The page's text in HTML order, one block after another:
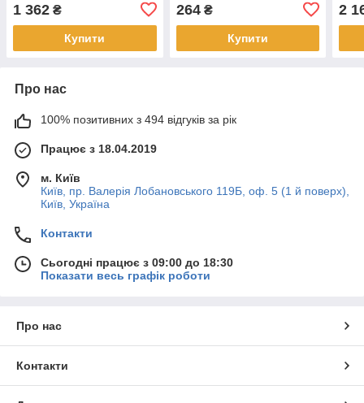
6,5x75мм
1 362 ₴
Купити
VBM
264₴
Купити
2
Про нас
100% позитивних з 494 відгуків за рік
Працює з 18.04.2019
м. Київ
Київ, пр. Валерія Лобановського 119Б, оф. 5 (1 й поверх),
Київ, Україна
Контакти
Сьогодні працює з 09:00 до 18:30
Показати весь графік роботи
Про нас
Контакти